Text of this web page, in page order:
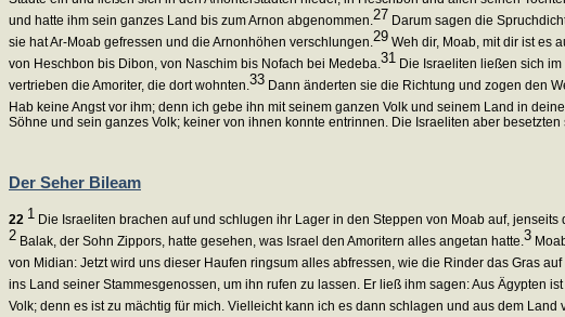
und hatte ihm sein ganzes Land bis zum Arnon abgenommen.27 Darum sagen die
sie hat Ar-Moab gefressen und die Arnonhöhen verschlungen.29 Weh dir, Moab, mit dir ist es
von Heschbon bis Dibon, von Naschim bis Nofach bei Medeba.31 Die Israeliten ließen sich
vertrieben die Amoriter, die dort wohnten.33 Dann änderten sie die Richtung und zogen den
Hab keine Angst vor ihm; denn ich gebe ihn mit seinem ganzen Volk und seinem Land in
Söhne und sein ganzes Volk; keiner von ihnen konnte entrinnen. Die Israeliten aber besetzten
Der Seher Bileam
22 1 Die Israeliten brachen auf und schlugen ihr Lager in den Steppen von Moab auf, jenseits
2 Balak, der Sohn Zippors, hatte gesehen, was Israel den Amoritern alles angetan hatte. 3
von Midian: Jetzt wird uns dieser Haufen ringsum alles abfressen, wie die Rinder das Gras
ins Land seiner Stammesgenossen, um ihn rufen zu lassen. Er ließ ihm sagen: Aus Ägypten
Volk; denn es ist zu mächtig für mich. Vielleicht kann ich es dann schlagen und aus dem